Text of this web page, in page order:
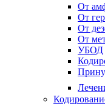
От
От
От
От
УБОД